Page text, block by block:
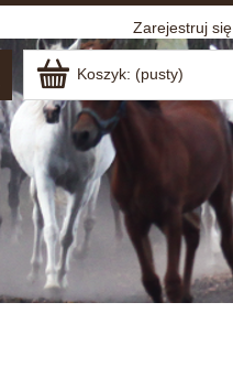
Zarejestruj się
Koszyk: (pusty)